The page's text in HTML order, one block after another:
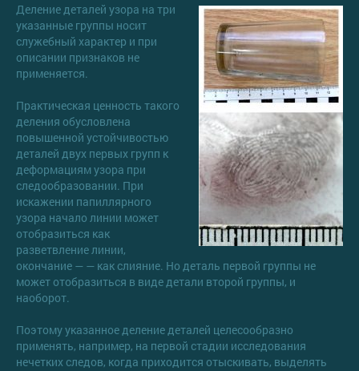
Деление деталей узора на три
указанные группы носит
служебный характер и при
описании признаков не
применяется.
Практическая ценность такого
деления обусловлена
повышенной устойчивостью
деталей двух первых групп к
деформациям узора при
следообразовании. При
искажении папиллярного
узора начало линии может
отобразиться как
разветвление линии,
окончание — — как слияние. Но деталь первой группы не
может отобразиться в виде детали второй группы, и
наоборот.
Поэтому указанное деление деталей целесообразно
применять, например, на первой стадии исследования
нечетких следов, когда приходится отыскивать, выделять